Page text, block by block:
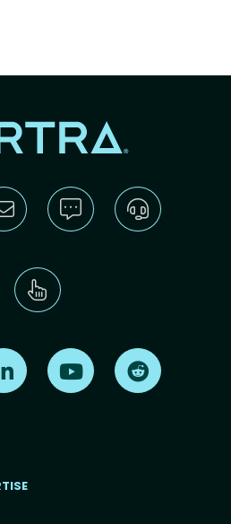
X Find us on LinkedInFind us on Youtube